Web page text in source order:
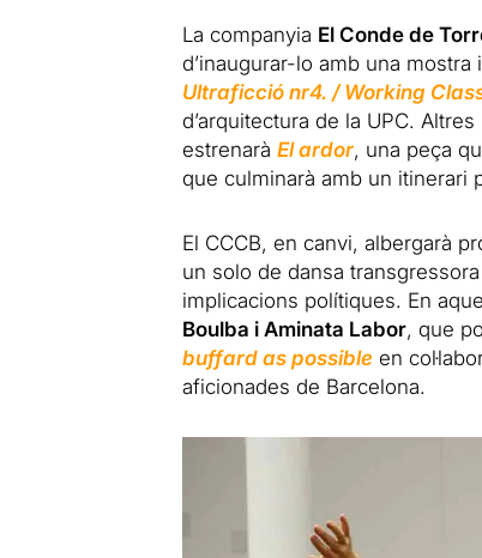
La companyia El Conde de
d’inaugurar-lo amb una
Ultraficció nr4. / Working
d’arquitectura de la UPC.
estrenarà El ardor, una peça
que culminarà amb un itinerari
El CCCB, en canvi, albergarà
un solo de dansa
implicacions polítiques. En
Boulba i Aminata Labor, que
buffard as possible en
aficionades de Barcelona.